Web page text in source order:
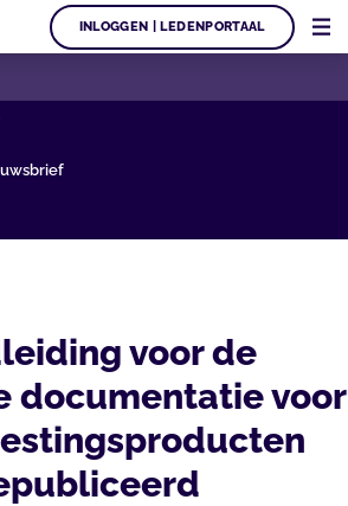
INLOGGEN | LEDENPORTAAL
voor de
documentatie voor